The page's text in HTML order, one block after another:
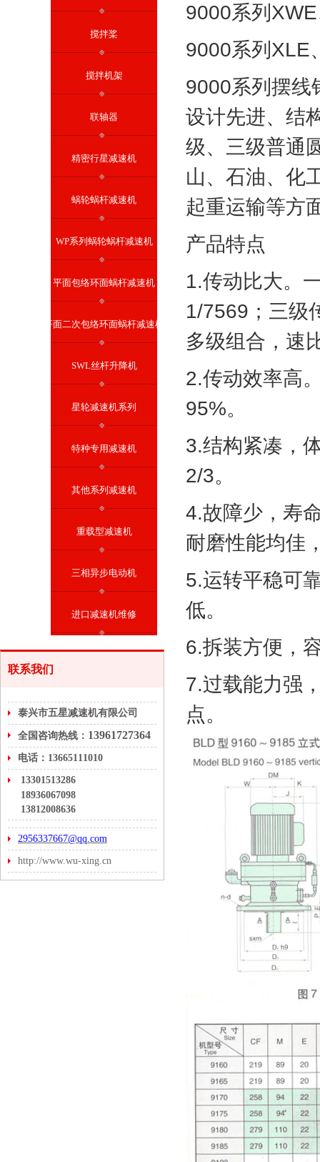
搅拌桨
搅拌机架
联轴器
精密行星减速机
蜗轮蜗杆减速机
WP系列蜗轮蜗杆减速机
平面包络环面蜗杆减速机
平面二次包络环面蜗杆减速机
SWL丝杆升降机
星轮减速机系列
特种专用减速机
其他系列减速机
重载型减速机
三相异步电动机
进口减速机维修
联系我们
泰兴市五星减速机有限公司
全国咨询热线： 13961727364
电话：13665111010
13301513286
18936067098
13812008636
2956337667@qq.com
http://www.wu-xing.cn
9000系列
9000系列XLE
9000系列摆线
设计先进、结
级、三级普通
山、石油、化
起重运输等方
产品特点
1.传动比大。
1/7569；三级
多级组合，速
2.传动效率高
95%。
3.结构紧凑，
2/3。
4.故障少，寿
耐磨性能均佳
5.运转平稳可
低。
6.拆装方便，
7.过载能力强
点。